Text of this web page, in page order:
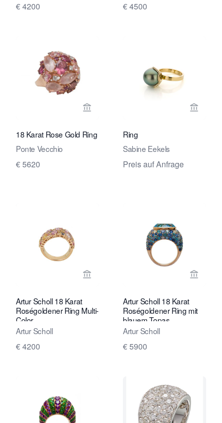
€ 4200 € 4500
Verkaeuferseite von Marij Kaak
18 Karat Rose Gold Ring
Ponte Vecchio
€ 5620
Ring
Sabine Eekels
Preis auf Anfrage
Verkaeuferseite von Marij Kaak
Artur Scholl 18 Karat
Roségoldener Ring Multi-
Color
Artur Scholl
€ 4200
Artur Scholl 18 Karat
Roségoldener Ring mit
blauem Topas
Artur Scholl
€ 5900